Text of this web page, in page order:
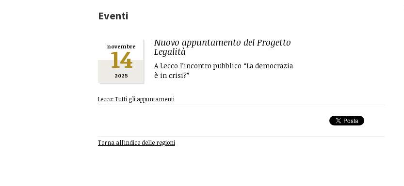
Eventi
novembre
14
2025
Nuovo appuntamento del Progetto
Legalità
A Lecco l’incontro pubblico “La democrazia
è in crisi?”
Lecco: Tutti gli appuntamenti
Torna all'indice delle regioni